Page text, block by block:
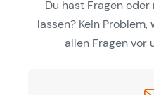
Du hast Fragen
lassen? Kein
allen Fragen vor